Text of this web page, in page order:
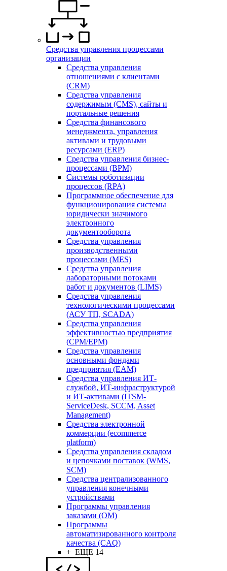
Средства управления процессами
организации
Средства управления
отношениями с клиентами
(CRM)
Средства управления
содержимым (CMS), сайты и
портальные решения
Средства финансового
менеджмента, управления
активами и трудовыми
ресурсами (ERP)
Средства управления бизнес-
процессами (BPM)
Системы роботизации
процессов (RPA)
Программное обеспечение для
функционирования системы
юридически значимого
электронного
документооборота
Средства управления
производственными
процессами (MES)
Средства управления
лабораторными потоками
работ и документов (LIMS)
Средства управления
технологическими процессами
(АСУ ТП, SCADA)
Средства управления
эффективностью предприятия
(CPM/EPM)
Средства управления
основными фондами
предприятия (EAM)
Средства управления ИТ-
службой, ИТ-инфраструктурой
и ИТ-активами (ITSM-
ServiceDesk, SCCM, Asset
Management)
Средства электронной
коммерции (ecommerce
platform)
Средства управления складом
и цепочками поставок (WMS,
SCM)
Средства централизованного
управления конечными
устройствами
Программы управления
заказами (OM)
Программы
автоматизированного контроля
качества (CAQ)
+ ЕЩЕ 14